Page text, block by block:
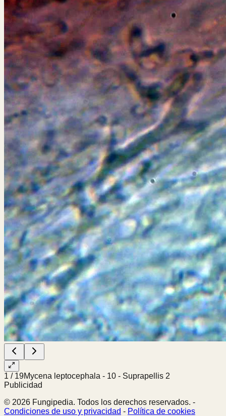
1 / 19Mycena leptocephala - 10 - Suprapellis 2
Publicidad
© 2026 Fungipedia. Todos los derechos reservados. -
Condiciones de uso y privacidad - Política de cookies